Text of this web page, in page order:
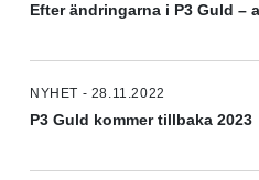
Efter ändringarna i P3 Guld –
NYHET - 28.11.2022
P3 Guld kommer tillbaka 2023